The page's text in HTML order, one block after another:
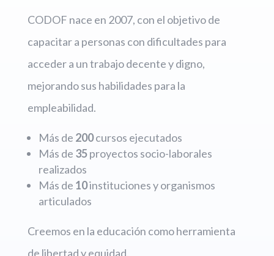
CODOF nace en 2007, con el objetivo de
capacitar a personas con dificultades para
acceder a un trabajo decente y digno,
mejorando sus habilidades para la
empleabilidad.
Más de 200cursos ejecutados
Más de 35proyectos socio-laborales
realizados
Más de 10instituciones y organismos
articulados
Creemos en la educación como herramienta
de libertad y equidad.